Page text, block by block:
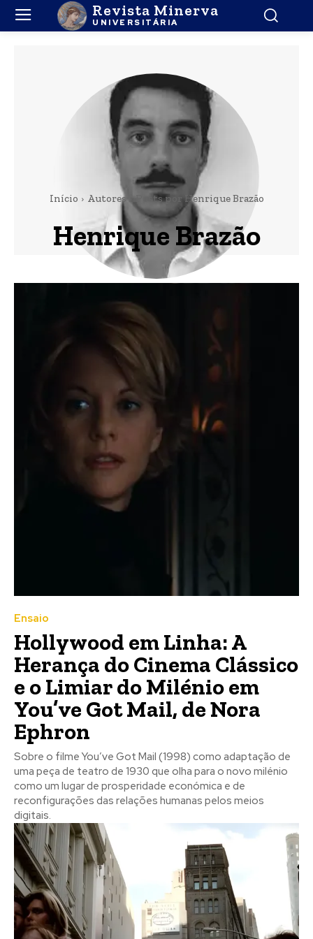
Revista Minerva
UNIVERSITÁRIA
Início Autores Posts por Henrique Brazão
Henrique Brazão
Ensaio
Hollywood em Linha: A
Herança do Cinema Clássico
e o Limiar do Milénio em
You’ve Got Mail, de Nora
Ephron
Sobre o filme You’ve Got Mail (1998) como adaptação de
uma peça de teatro de 1930 que olha para o novo milénio
como um lugar de prosperidade económica e de
reconfigurações das relações humanas pelos meios
digitais.